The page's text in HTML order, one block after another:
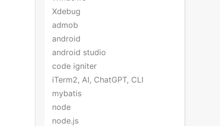
Xdebug
admob
android
android studio
code igniter
iTerm2, AI, ChatGPT, CLI
mybatis
node
node.js